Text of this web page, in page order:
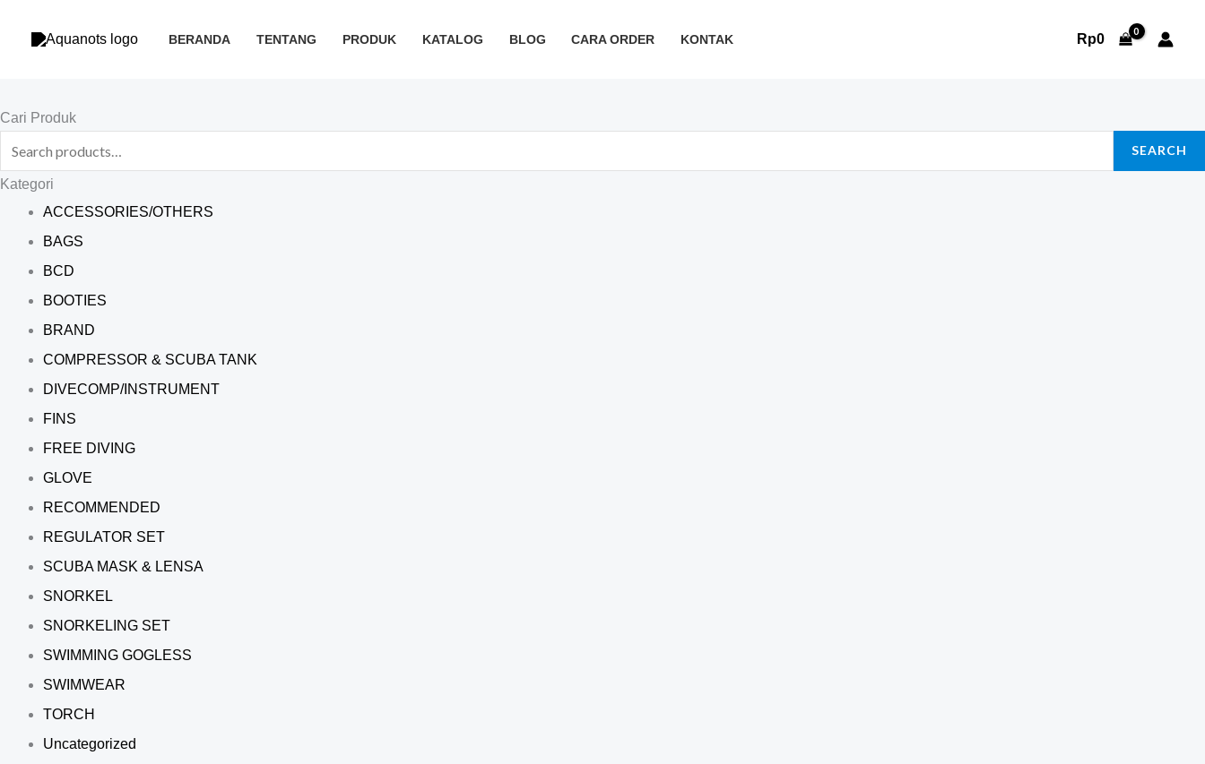
BERANDA TENTANG PRODUK KATALOG BLOG CARA ORDER KONTAK Rp0
Cari Produk
Search
SEARCH
Kategori
ACCESSORIES/OTHERS
BAGS
BCD
BOOTIES
BRAND
COMPRESSOR & SCUBA TANK
DIVECOMP/INSTRUMENT
FINS
FREE DIVING
GLOVE
RECOMMENDED
REGULATOR SET
SCUBA MASK & LENSA
SNORKEL
SNORKELING SET
SWIMMING GOGLESS
SWIMWEAR
TORCH
Uncategorized